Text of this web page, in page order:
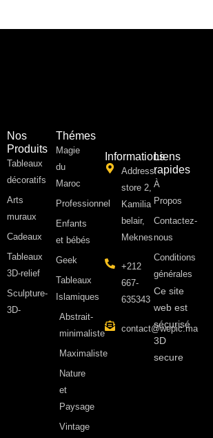
Nos
Produits
Tableaux
décoratifs
Arts
muraux
Cadeaux
Tableaux
3D-relief
Sculpture-
3D-
Thémes
Magie
du
Maroc
Professionnel
Enfants
et bébés
Geek
Tableaux
Islamiques
Abstrait-
minimaliste
Maximaliste
Nature
et
Paysage
Vintage
Informations
Address:
store 2,
Kamilia
belair,
Meknes
+212
667-
635343
contact@wepic.ma
Liens
rapides
À
Propos ​
Contactez-
nous
Conditions
générales
Ce site
web est
sécurisé
3D
secure